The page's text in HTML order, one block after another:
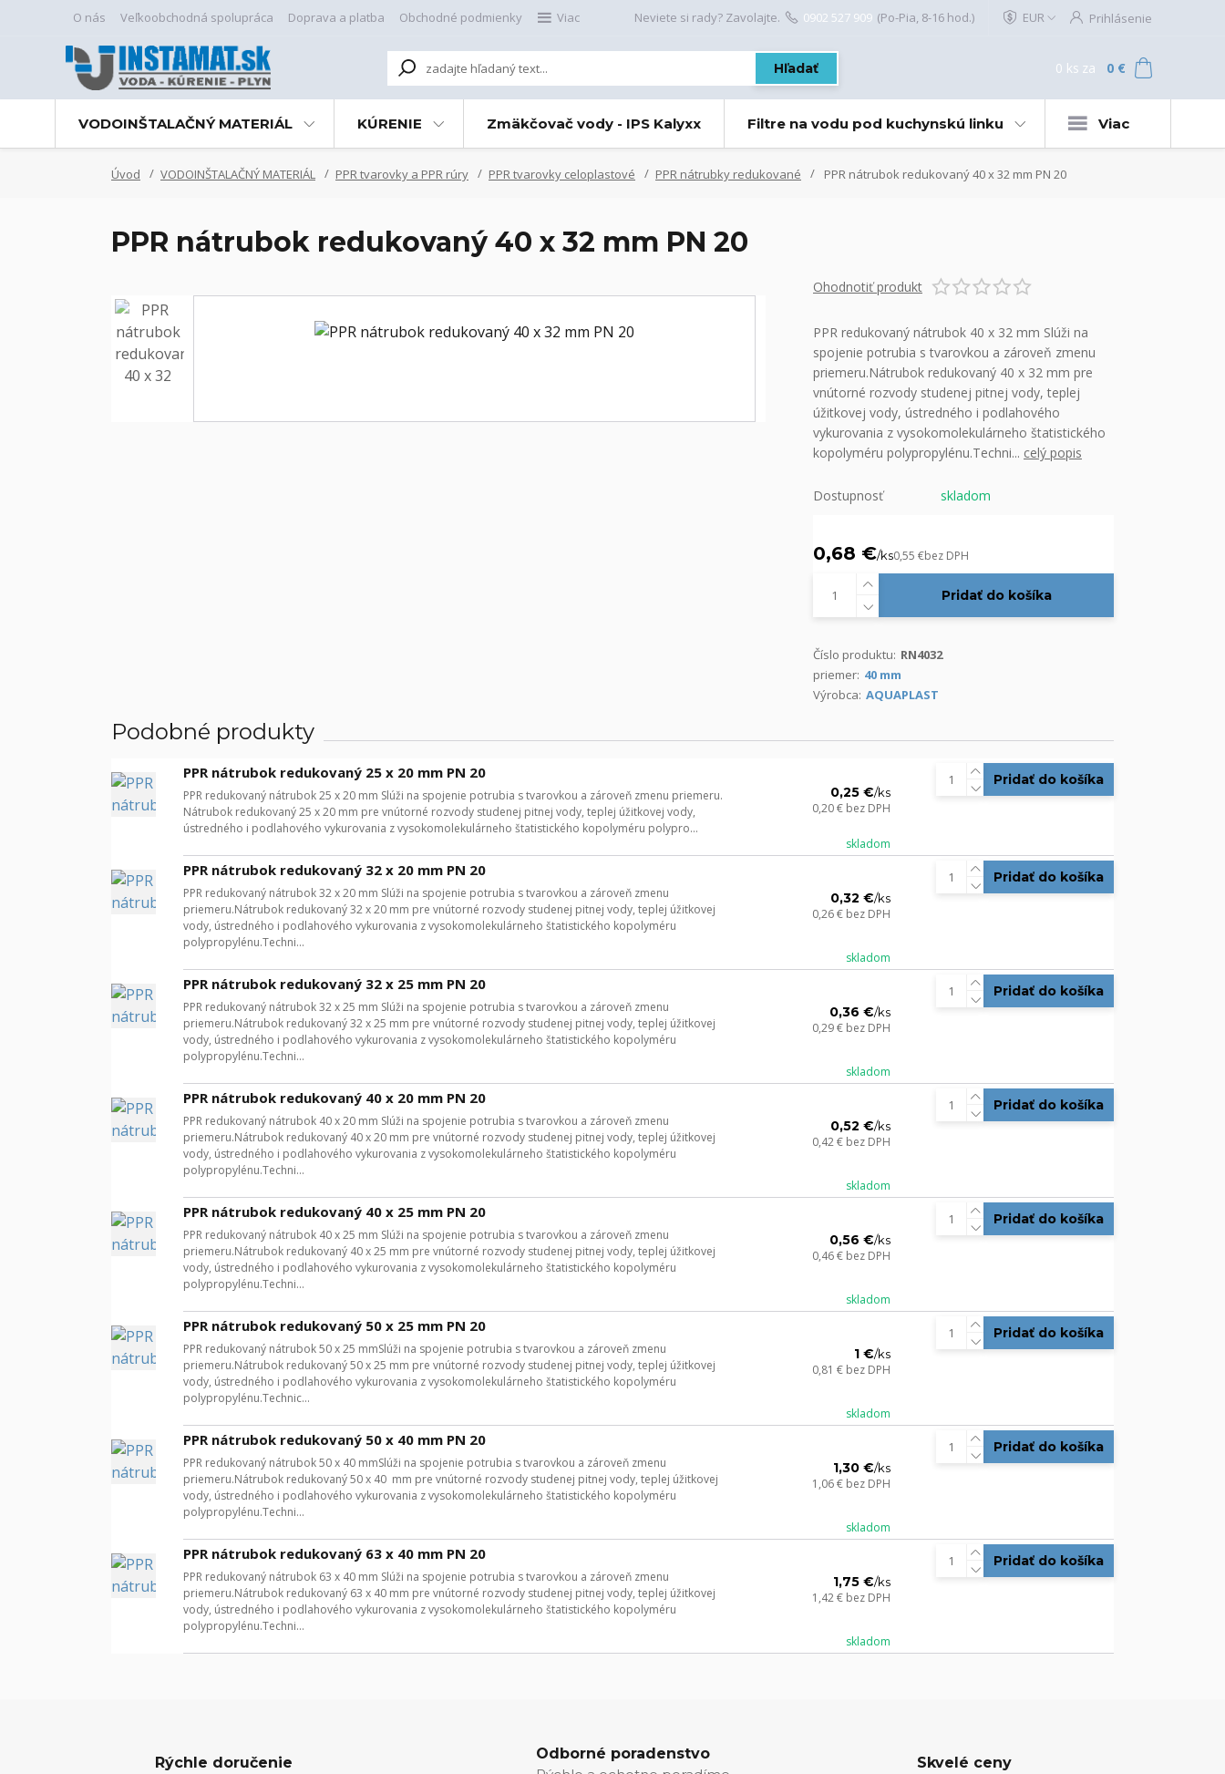
O nás Veľkoobchodná spolupráca Doprava a platba Obchodné podmienky Viac EUR Prihlásenie
Hľadať
Neviete si rady? Zavolajte. 0902 527 909 (Po-Pia, 8-16 hod.)
0 ks za 0 €
VODOINŠTALAČNÝ MATERIÁL KÚRENIE Zmäkčovač vody - IPS Kalyxx Filtre na vodu pod kuchynskú linku Viac
Úvod VODOINŠTALAČNÝ MATERIÁL PPR tvarovky a PPR rúry PPR tvarovky celoplastové PPR nátrubky redukované PPR nátrubok redukovaný 40 x 32 mm PN 20
PPR nátrubok redukovaný 40 x 32 mm PN 20
Ohodnotiť produkt
PPR redukovaný nátrubok 40 x 32 mm Slúži na
spojenie potrubia s tvarovkou a zároveň zmenu
priemeru.Nátrubok redukovaný 40 x 32 mm pre
vnútorné rozvody studenej pitnej vody, teplej
úžitkovej vody, ústredného i podlahového
vykurovania z vysokomolekulárneho štatistického
kopolyméru polypropylénu.Techni... celý popis
Dostupnosť skladom
0,68 €/ks0,55 €bez DPH
Pridať do košíka
Číslo produktu: RN4032
priemer: 40 mm
Výrobca: AQUAPLAST
Podobné produkty
PPR nátrubok redukovaný 25 x 20 mm PN 20
PPR redukovaný nátrubok 25 x 20 mm Slúži na spojenie potrubia s tvarovkou a zároveň zmenu priemeru.
Nátrubok redukovaný 25 x 20 mm pre vnútorné rozvody studenej pitnej vody, teplej úžitkovej vody,
ústredného i podlahového vykurovania z vysokomolekulárneho štatistického kopolyméru polypro...
0,25 €/ks
0,20 € bez DPH
skladom
Pridať do košíka
PPR nátrubok redukovaný 32 x 20 mm PN 20
PPR redukovaný nátrubok 32 x 20 mm Slúži na spojenie potrubia s tvarovkou a zároveň zmenu
priemeru.Nátrubok redukovaný 32 x 20 mm pre vnútorné rozvody studenej pitnej vody, teplej úžitkovej
vody, ústredného i podlahového vykurovania z vysokomolekulárneho štatistického kopolyméru
polypropylénu.Techni...
0,32 €/ks
0,26 € bez DPH
skladom
Pridať do košíka
PPR nátrubok redukovaný 32 x 25 mm PN 20
PPR redukovaný nátrubok 32 x 25 mm Slúži na spojenie potrubia s tvarovkou a zároveň zmenu
priemeru.Nátrubok redukovaný 32 x 25 mm pre vnútorné rozvody studenej pitnej vody, teplej úžitkovej
vody, ústredného i podlahového vykurovania z vysokomolekulárneho štatistického kopolyméru
polypropylénu.Techni...
0,36 €/ks
0,29 € bez DPH
skladom
Pridať do košíka
PPR nátrubok redukovaný 40 x 20 mm PN 20
PPR redukovaný nátrubok 40 x 20 mm Slúži na spojenie potrubia s tvarovkou a zároveň zmenu
priemeru.Nátrubok redukovaný 40 x 20 mm pre vnútorné rozvody studenej pitnej vody, teplej úžitkovej
vody, ústredného i podlahového vykurovania z vysokomolekulárneho štatistického kopolyméru
polypropylénu.Techni...
0,52 €/ks
0,42 € bez DPH
skladom
Pridať do košíka
PPR nátrubok redukovaný 40 x 25 mm PN 20
PPR redukovaný nátrubok 40 x 25 mm Slúži na spojenie potrubia s tvarovkou a zároveň zmenu
priemeru.Nátrubok redukovaný 40 x 25 mm pre vnútorné rozvody studenej pitnej vody, teplej úžitkovej
vody, ústredného i podlahového vykurovania z vysokomolekulárneho štatistického kopolyméru
polypropylénu.Techni...
0,56 €/ks
0,46 € bez DPH
skladom
Pridať do košíka
PPR nátrubok redukovaný 50 x 25 mm PN 20
PPR redukovaný nátrubok 50 x 25 mmSlúži na spojenie potrubia s tvarovkou a zároveň zmenu
priemeru.Nátrubok redukovaný 50 x 25 mm pre vnútorné rozvody studenej pitnej vody, teplej úžitkovej
vody, ústredného i podlahového vykurovania z vysokomolekulárneho štatistického kopolyméru
polypropylénu.Technic...
1 €/ks
0,81 € bez DPH
skladom
Pridať do košíka
PPR nátrubok redukovaný 50 x 40 mm PN 20
PPR redukovaný nátrubok 50 x 40 mmSlúži na spojenie potrubia s tvarovkou a zároveň zmenu
priemeru.Nátrubok redukovaný 50 x 40 mm pre vnútorné rozvody studenej pitnej vody, teplej úžitkovej
vody, ústredného i podlahového vykurovania z vysokomolekulárneho štatistického kopolyméru
polypropylénu.Techni...
1,30 €/ks
1,06 € bez DPH
skladom
Pridať do košíka
PPR nátrubok redukovaný 63 x 40 mm PN 20
PPR redukovaný nátrubok 63 x 40 mm Slúži na spojenie potrubia s tvarovkou a zároveň zmenu
priemeru.Nátrubok redukovaný 63 x 40 mm pre vnútorné rozvody studenej pitnej vody, teplej úžitkovej
vody, ústredného i podlahového vykurovania z vysokomolekulárneho štatistického kopolyméru
polypropylénu.Techni...
1,75 €/ks
1,42 € bez DPH
skladom
Pridať do košíka
Rýchle doručenie
Odborné poradenstvo
Skvelé ceny